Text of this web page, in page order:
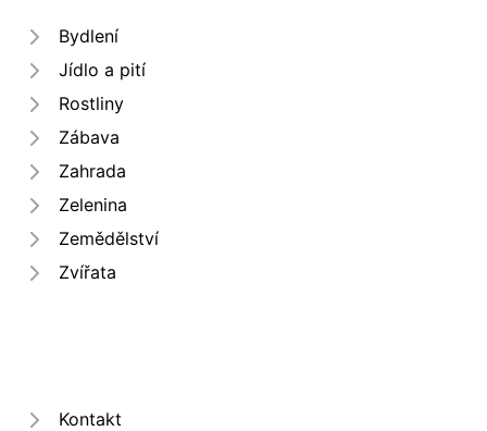
Bydlení
Jídlo a pití
Rostliny
Zábava
Zahrada
Zelenina
Zemědělství
Zvířata
Kontakt